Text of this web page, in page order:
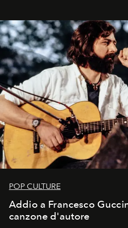
uno dei documenti più
POP CULTURE
Addio a Francesco
canzone d'autore